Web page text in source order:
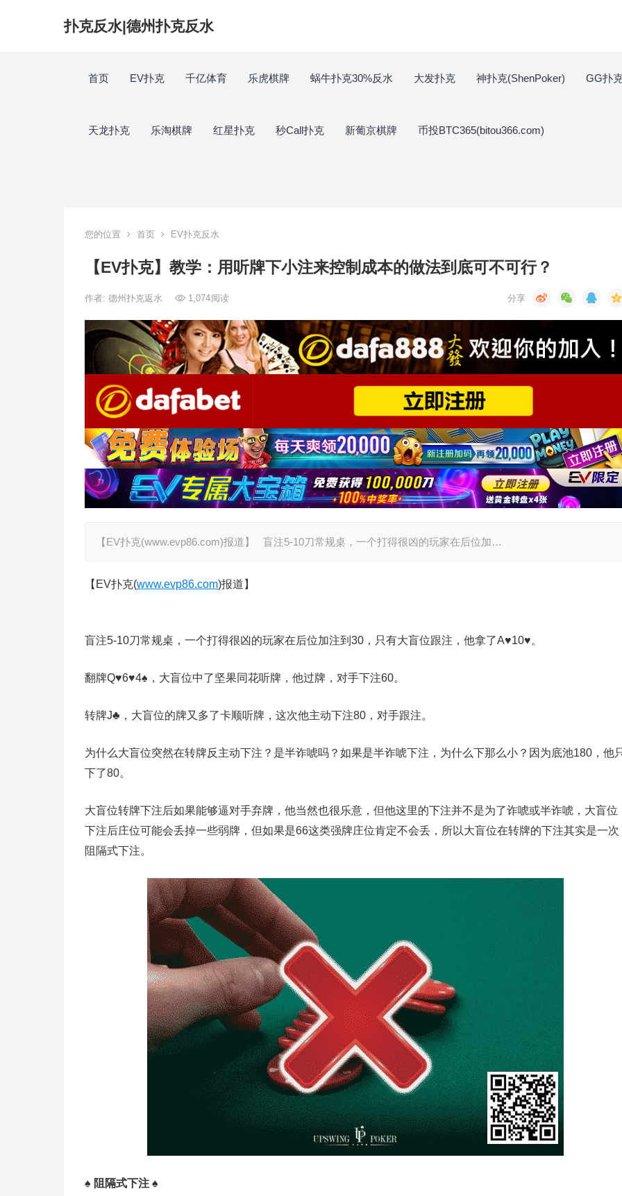
扑克反水|德州扑克反水
首页 EV扑克 千亿体育 乐虎棋牌 蜗牛扑克30%反水 大发扑克 神扑克(ShenPoker) GG扑
天龙扑克 乐淘棋牌 红星扑克 秒Call扑克 新葡京棋牌 币投BTC365(bitou366.com)
您的位置 首页 EV扑克反水
【EV扑克】教学：用听牌下小注来控制成本的做法到底可不可行？
作者: 德州扑克返水 1,074阅读
【EV扑克(www.evp86.com)报道】 盲注5-10刀常规桌，一个打得很凶的玩家在后位加…
【EV扑克(www.evp86.com)报道】
盲注5-10刀常规桌，一个打得很凶的玩家在后位加注到30，只有大盲位跟注，他拿了A♥10♥。
翻牌Q♥6♥4♠，大盲位中了坚果同花听牌，他过牌，对手下注60。
转牌J♣，大盲位的牌又多了卡顺听牌，这次他主动下注80，对手跟注。
为什么大盲位突然在转牌反主动下注？是半诈唬吗？如果是半诈唬下注，为什么下那么小？因为底池180，他
下了80。
大盲位转牌下注后如果能够逼对手弃牌，他当然也很乐意，但他这里的下注并不是为了诈唬或半诈唬，大盲位
下注后庄位可能会丢掉一些弱牌，但如果是66这类强牌庄位肯定不会丢，所以大盲位在转牌的下注其实是一次
阻隔式下注。
♠ 阻隔式下注 ♠